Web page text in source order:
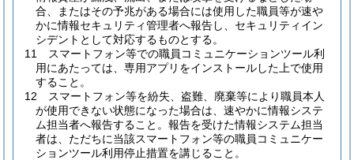
合、またはその予兆がある場合には使用した職員等が速や
かに情報セキュリティ管理者へ報告し、セキュリティイン
シデントとして対応するものとする。
11
スマートフォン等での職員コミュニケーションツール利
用にあたっては、専用アプリをインストールした上で使用
すること。
12
スマートフォン等を紛失、盗難、廃棄等により職員本人
が使用できない状態になった場合は、速やかに情報システ
ム担当者へ報告すること。 報告を受けた情報システム担当
者は、ただちに当該スマートフォン等の職員コミュニケー
ションツール利用停止措置を講じること。